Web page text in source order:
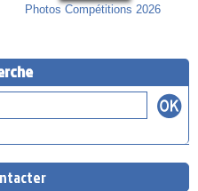
Photos Compétitions 2026